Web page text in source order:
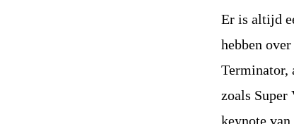
Er is altijd
hebben
Terminator,
zoals
keynote van